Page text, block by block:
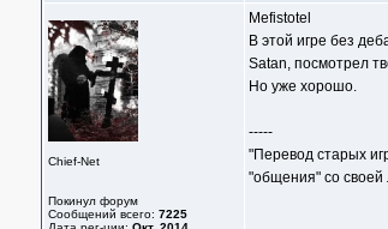
Chief-Net
Покинул форум
Сообщений всего: 7225
Mefistotel
В этой игре без
Satan, посмотрел
Но уже хорошо.
-----
"Перевод старых
"общения" со своей